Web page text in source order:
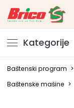
Kategorije
Baštenski program >
Baštenske mašine >